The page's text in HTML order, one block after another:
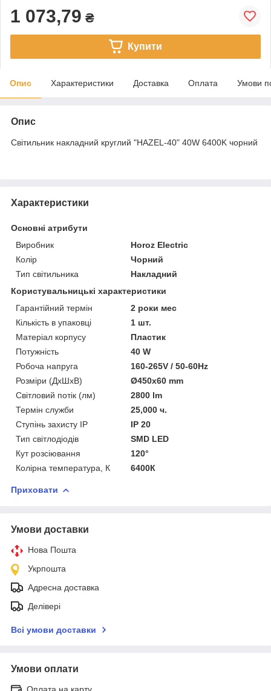
1 073,79 ₴
Купити
Опис Характеристики Доставка Оплата Умови
Опис
Світильник накладний круглий "HAZEL-40" 40W 6400K чорний
Характеристики
Основні атрибути
Виробник
Horoz Electric
Колір
Чорний
Тип світильника
Накладний
Користувальницькі характеристики
Гарантійний термін
2 роки мес
Кількість в упаковці
1 шт.
Матеріал корпусу
Пластик
Потужність
40 W
Робоча напруга
160-265V / 50-60Hz
Розміри (ДхШхВ)
Ø450x60 mm
Світловий потік (лм)
2800 lm
Термін служби
25,000 ч.
Ступінь захисту IP
IP 20
Тип світлодіодів
SMD LED
Кут розсіювання
120°
Колірна температура, К
6400К
Приховати
Умови доставки
Нова Пошта
Укрпошта
Адресна доставка
Делівері
Всі умови доставки
Умови оплати
Оплата на карту